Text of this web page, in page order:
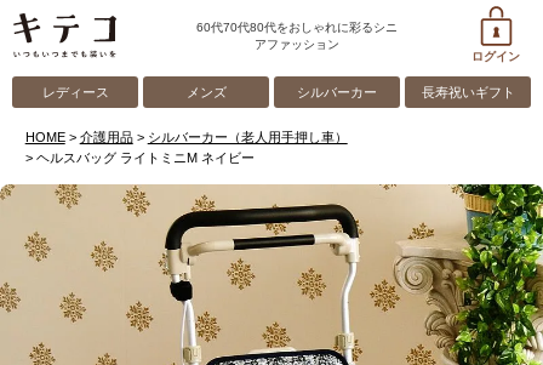
60代70代80代をおしゃれに彩るシニ
アファッション
ログイン
レディース メンズ シルバーカー 長寿祝いギフト
HOME 介護用品
シルバーカー（老人用手押し車）
ヘルスバッグ ライトミニM ネイビー